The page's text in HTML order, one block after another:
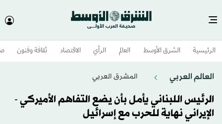
الرئيسية الشرق الأوسط​ العالم الرأي الاقتصاد ثقافة وفنون
العالم العربي المشرق العربي
الرئيس اللبناني يأمل بأن يضع التفاهم الأميركي -
الإيراني نهاية للحرب مع إسرائيل